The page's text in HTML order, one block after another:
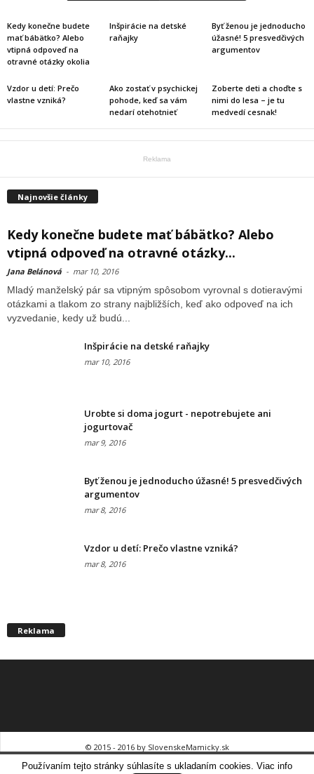
Kedy konečne budete
mať bábätko? Alebo
vtipná odpoveď na
otravné otázky okolia
Inšpirácie na detské
raňajky
Byť ženou je jednoducho
úžasné! 5 presvedčivých
argumentov
Vzdor u detí: Prečo
vlastne vzniká?
Ako zostať v psychickej
pohode, keď sa vám
nedarí otehotnieť
Zoberte deti a choďte s
nimi do lesa – je tu
medvedí cesnak!
Reklama
Najnovšie články
Kedy konečne budete mať bábätko? Alebo
vtipná odpoveď na otravné otázky...
Jana Belánová - mar 10, 2016
Mladý manželský pár sa vtipným spôsobom vyrovnal s dotieravými
otázkami a tlakom zo strany najbližších, keď ako odpoveď na ich
vyzvedanie, kedy už budú...
Inšpirácie na detské raňajky
mar 10, 2016
Urobte si doma jogurt - nepotrebujete ani
jogurtovač
mar 9, 2016
Byť ženou je jednoducho úžasné! 5 presvedčivých
argumentov
mar 8, 2016
Vzdor u detí: Prečo vlastne vzniká?
mar 8, 2016
Reklama
© 2015 - 2016 by SlovenskeMamicky.sk
Hľadáme mamičky do tímu!
Používaním tejto stránky súhlasíte s ukladaním cookies. Viac info